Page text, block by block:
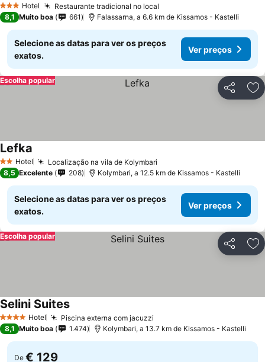
3 EstrelasHotel Restaurante tradicional no local
8,1 Muito boa 661 Falassarna, a 6.6 km de Kissamos - Kastelli
Selecione as datas para ver os preços
exatos.
Ver preços
Partilhar
Escolha popular
2 Estrelas
Hotel Localização na vila de Kolymbari
Lefka
8,5 Excelente 208 Kolymbari, a 12.5 km de Kissamos - Kastelli
Selecione as datas para ver os preços
exatos.
Ver preços
Partilhar
Escolha popular
4 EstrelasHotel Piscina externa com jacuzzi
Selini Suites
8,1 Muito boa 1.474 Kolymbari, a 13.7 km de Kissamos - Kastelli
De € 129